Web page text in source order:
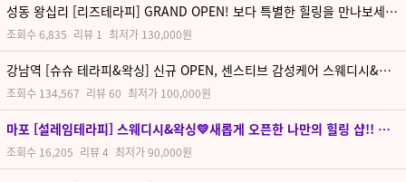
성동 왕십리 [리즈테라피] GRAND OPEN! 보다 특별한 힐링을 만나보세요^^
최저가 130,000원
리뷰 1
조회수6,835
강남역 [슈슈 테라피&왁싱] 신규 OPEN, 센스티브 감성케어 스웨디시&왁싱TOP!!특별함이 있는 슈슈
최저가 100,000원
리뷰60
조회수 134,567
마포 [설레임테라피] 스웨디시&왁싱💛새롭게 오픈한 나만의 힐링 샵!! 왁싱과 스웨디시💛
최저가90,000원
리뷰4
조회수 16,205